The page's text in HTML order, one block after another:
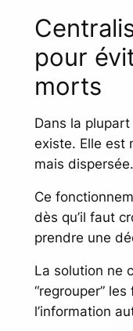
pour
morts
Dans la
existe. Elle est
mais dispersée.
Ce
dès qu’il faut
prendre une
La solution ne
“regrouper”
l’information